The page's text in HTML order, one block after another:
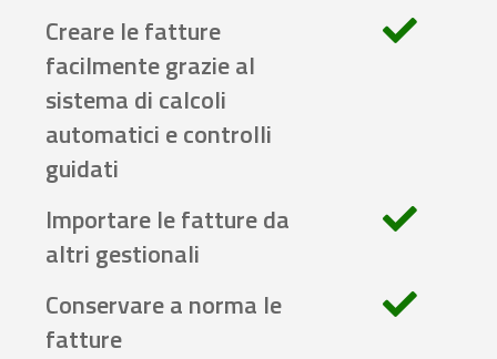
Creare le fatture
facilmente grazie al
sistema di calcoli
automatici e controlli
guidati
Importare le fatture da
altri gestionali
Conservare a norma le
fatture